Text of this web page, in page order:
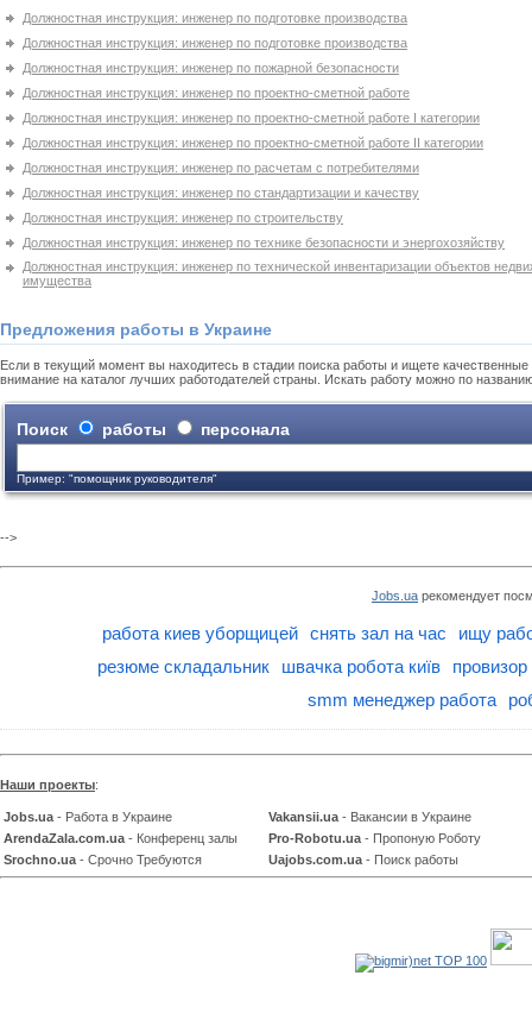
Должностная инструкция: инженер по подготовке производства
Должностная инструкция: инженер по подготовке производства
Должностная инструкция: инженер по пожарной безопасности
Должностная инструкция: инженер по проектно-сметной работе
Должностная инструкция: инженер по проектно-сметной работе І категории
Должностная инструкция: инженер по проектно-сметной работе ІІ категории
Должностная инструкция: инженер по расчетам с потребителями
Должностная инструкция: инженер по стандартизации и качеству
Должностная инструкция: инженер по строительству
Должностная инструкция: инженер по технике безопасности и энергохозяйству
Должностная инструкция: инженер по технической инвентаризации объектов
имущества
Предложения работы в Украине
Если в текущий момент вы находитесь в стадии поиска работы и ищете
внимание на каталог лучших работодателей страны. Искать работу можно по
Поиск работы персонала
Пример: "помощник руководителя"
-->
Jobs.ua рекомендует
работа киев уборщицей снять зал на час
ищу
резюме складальник
швачка робота київ
smm менеджер работа
Наши проекты:
Jobs.ua - Работа в Украине Vakansii.ua - Вакансии в Украине
ArendaZala.com.ua - Конференц залы Pro-Robotu.ua - Пропоную Роботу
Srochno.ua - Срочно Требуются Uajobs.com.ua - Поиск работы